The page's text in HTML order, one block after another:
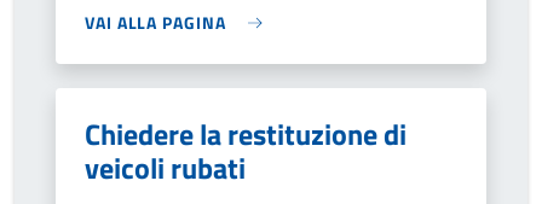
VAI ALLA PAGINA
Chiedere la restituzione di
veicoli rubati